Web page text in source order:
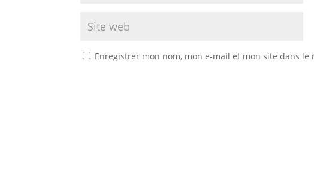
Enregistrer mon nom, mon e-mail et mon site dans